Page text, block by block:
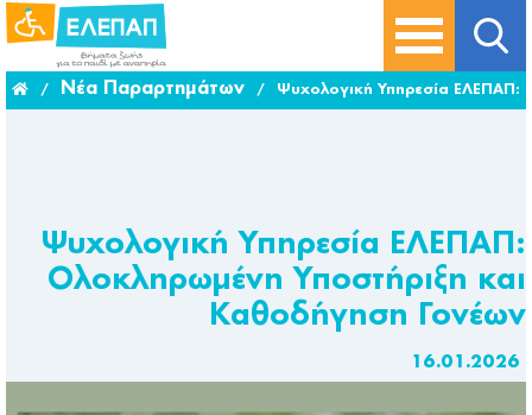
/ Νέα Παραρτημάτων / Ψυχολογική Υπηρεσία ΕΛΕΠΑΠ:
Ψυχολογική Υπηρεσία ΕΛΕΠΑΠ:
Ολοκληρωμένη Υποστήριξη και
Καθοδήγηση Γονέων
16.01.2026